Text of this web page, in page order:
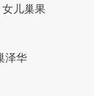
儿巢果
泽华